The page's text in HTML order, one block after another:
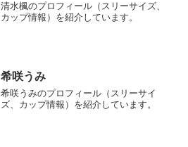
清水楓のプロフィール（スリーサイズ、
カップ情報）を紹介しています。
希咲うみ
希咲うみのプロフィール（スリーサイ
ズ、カップ情報）を紹介しています。